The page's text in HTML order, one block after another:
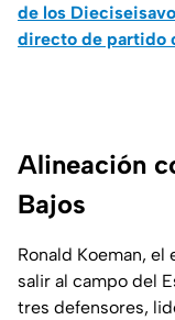
de los
directo de partido
Alineación
Bajos
Ronald Koeman,
salir al campo del
tres defensores,